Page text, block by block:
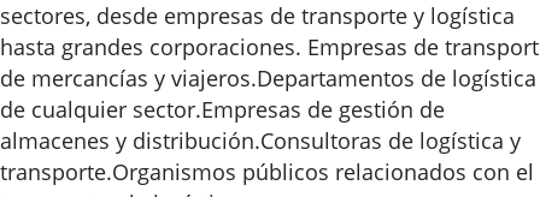
sectores, desde empresas de transporte y logística
hasta grandes corporaciones. Empresas de
de mercancías y viajeros.Departamentos de logística
de cualquier sector.Empresas de gestión de
almacenes y distribución.Consultoras de logística y
transporte.Organismos públicos relacionados con el